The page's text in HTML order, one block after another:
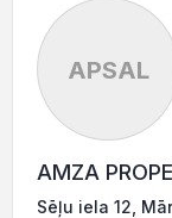
APSAL
AMZA
Sēļu iela 12,